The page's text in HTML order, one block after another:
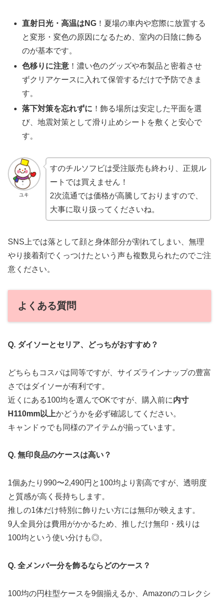
直射日光・高温はNG ！夏場の車内や窓際に放置する
と変形・変色の原因になるため、室内の日陰に飾る
のが基本です。
色移りに注意 ！濃い色のグッズや布製品と密着させ
ずクリアケースに入れて保管するだけで予防できま
す。
落下対策を忘れずに ！飾る場所は安定した平面を選
び、地震対策として滑り止めシートを敷くと安心で
す。
ユキ
すのチルソフビは受注販売も終わり、正規ル
ートでは買えません！
2次流通では価格が高騰しておりますので、
大事に取り扱ってくださいね。
SNS上では落として顔と身体部分が割れてしまい、無理
やり接着剤でくっつけたという声も複数見られたのでご注
意ください。
よくある質問
Q. ダイソーとセリア、どっちがおすすめ？
どちらもコスパは同等ですが、サイズラインナップの豊富
さではダイソーが有利です。
近くにある100均を選んでOKですが、購入前に内寸
H110mm以上かどうかを必ず確認してください。
キャンドゥでも同様のアイテムが揃っています。
Q. 無印良品のケースは高い？
1個あたり990〜2,490円と100均より割高ですが、透明度
と質感が高く長持ちします。
推しの1体だけ特別に飾りたい方には無印が映えます。
9人全員分は費用がかかるため、推しだけ無印・残りは
100均という使い分けも◎。
Q. 全メンバー分を飾るならどのケース？
100均の円柱型ケースを9個揃えるか、Amazonのコレクシ